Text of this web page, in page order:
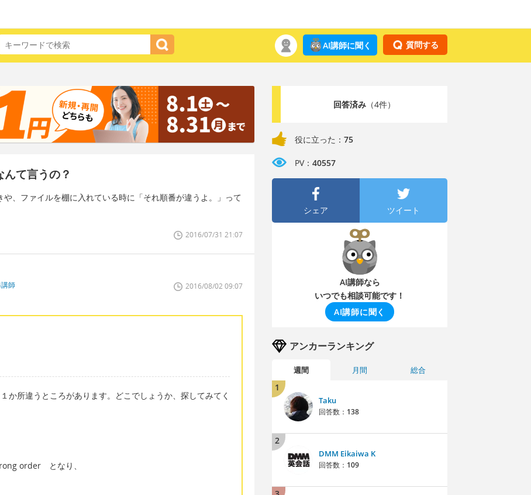
質問する
AI講師に聞く
て言うの？
、ファイルを棚に入れている時に「それ順番が違うよ。」って
2016/07/31 21:07
師 2016/08/02 09:07
か所違うところがあります。どこでしょうか、探してみてく
order となり、
回答済み（4件）
役に立った： 75
PV： 40557
シェア ツイート
AI講師なら
いつでも相談可能です！
AI講師に聞く
アンカーランキング
週間 月間 総合
1
Taku
回答数： 138
2
DMM Eikaiwa K
回答数： 109